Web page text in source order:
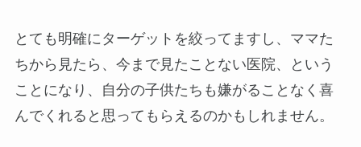
とても明確にターゲットを絞ってますし、ママた
ちから見たら、今まで見たことない医院、という
ことになり、自分の子供たちも嫌がることなく喜
んでくれると思ってもらえるのかもしれません。